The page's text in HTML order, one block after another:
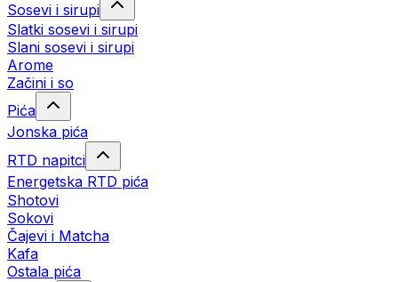
Sosevi i sirupi
Slatki sosevi i sirupi
Slani sosevi i sirupi
Arome
Začini i so
Pića
Jonska pića
RTD napitci
Energetska RTD pića
Shotovi
Sokovi
Čajevi i Matcha
Kafa
Ostala pića